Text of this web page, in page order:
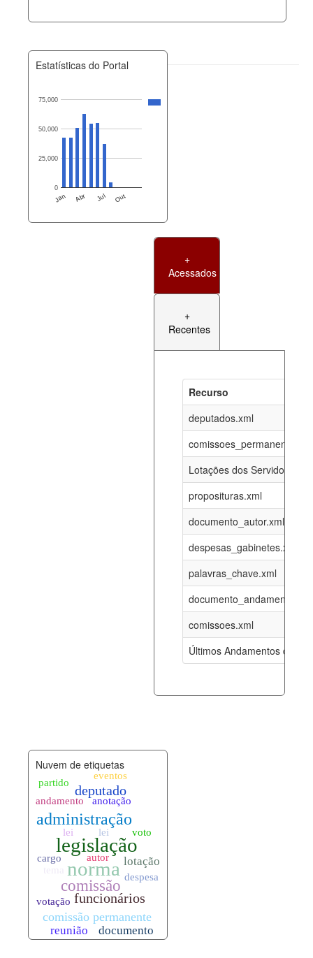
Estatísticas do Portal
Jan Abr Jul Out
0
25,000
50,000
75,000
+
Acessados
+
Recentes
Recurso
deputados.xml
Lotações dos Servidores
proposituras.xml
documento_autor.xml
despesas_gabinetes.xml
palavras_chave.xml
documento_andamento.xml
comissoes.xml
Últimos Andamentos de
documento_andamento_atual.xml
06-08-
funcionarios_lotacoes.xml
funcionarios_cargos.xml 12-05-
06-08-
documento_andamento.xml 06-08-
palavras_chave.xml 06-08-
legislacao_norma_anotacoes.xml
Nuvem de etiquetas